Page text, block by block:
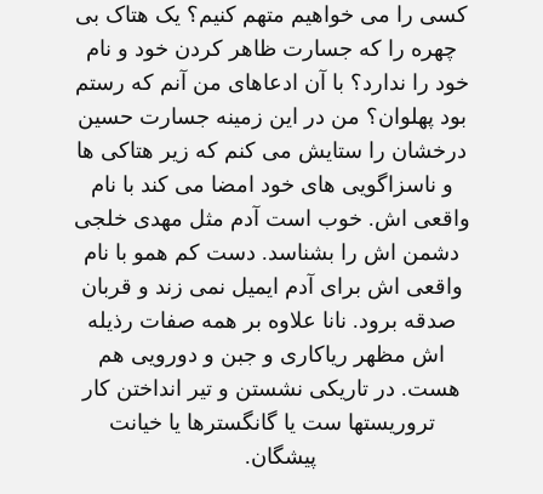
کسی را می خواهیم متهم کنیم؟ یک هتاک بی
چهره را که جسارت ظاهر کردن خود و نام
خود را ندارد؟ با آن ادعاهای من آنم که رستم
بود پهلوان؟ من در این زمینه جسارت حسین
درخشان را ستایش می کنم که زیر هتاکی ها
و ناسزاگویی های خود امضا می کند با نام
واقعی اش. خوب است آدم مثل مهدی خلجی
دشمن اش را بشناسد. دست کم همو با نام
واقعی اش برای آدم ایمیل نمی زند و قربان
صدقه برود. نانا علاوه بر همه صفات رذیله
اش مظهر ریاکاری و جبن و دورویی هم
هست. در تاریکی نشستن و تیر انداختن کار
تروریستها ست یا گانگسترها یا خیانت
پیشگان.